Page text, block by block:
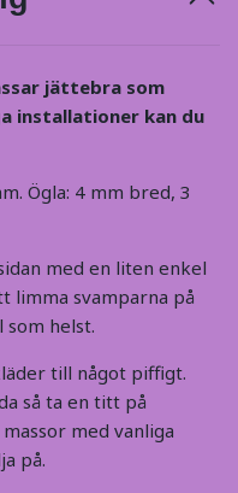
jättebra som
installationer kan du
Ögla: 4 mm bred, 3
med en liten enkel
limma svamparna på
helst.
till något piffigt.
så ta en titt på
med vanliga
på.